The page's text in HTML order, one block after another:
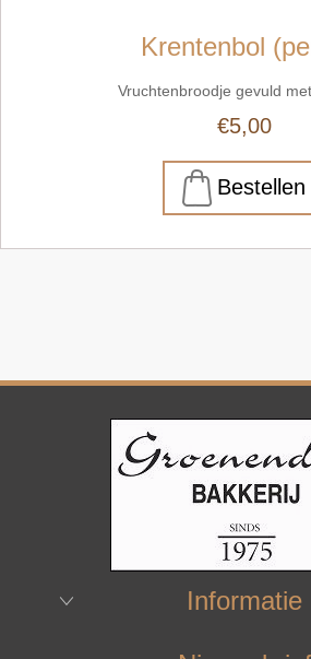
Krentenbol
Vruchtenbroodje gevuld
€5,00
Informatie